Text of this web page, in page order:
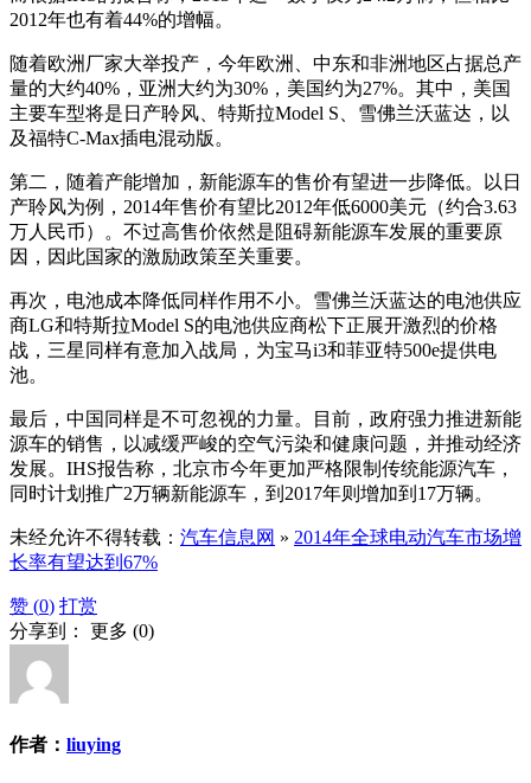
2012年也有着44%的增幅。
随着欧洲厂家大举投产，今年欧洲、中东和非洲地区占据总产
量的大约40%，亚洲大约为30%，美国约为27%。其中，美国
主要车型将是日产聆风、特斯拉Model S、雪佛兰沃蓝达，以
及福特C-Max插电混动版。
第二，随着产能增加，新能源车的售价有望进一步降低。以日
产聆风为例，2014年售价有望比2012年低6000美元（约合3.63
万人民币）。不过高售价依然是阻碍新能源车发展的重要原
因，因此国家的激励政策至关重要。
再次，电池成本降低同样作用不小。雪佛兰沃蓝达的电池供应
商LG和特斯拉Model S的电池供应商松下正展开激烈的价格
战，三星同样有意加入战局，为宝马i3和菲亚特500e提供电
池。
最后，中国同样是不可忽视的力量。目前，政府强力推进新能
源车的销售，以减缓严峻的空气污染和健康问题，并推动经济
发展。IHS报告称，北京市今年更加严格限制传统能源汽车，
同时计划推广2万辆新能源车，到2017年则增加到17万辆。
未经允许不得转载： 汽车信息网 » 2014年全球电动汽车市场增
长率有望达到67%
赞 (0) 打赏
分享到： 更多 (0)
作者： liuying